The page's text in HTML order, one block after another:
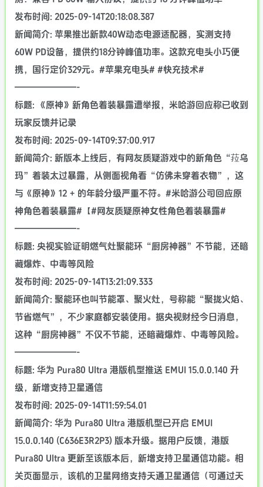
发布时间: 2025-09-14T20:18:08.387
新闻简介: 苹果推出新款40W动态电源适配器，实测支持
60W PD设备，提供约18分钟峰值功率。这款充电头小巧便
携，国行定价329元。#苹果充电头# #快充技术#
———————-
标题: 《原神》新角色着装暴露遭举报，米哈游回应称已收到
玩家反馈并记录
发布时间: 2025-09-14T09:37:00.917
新闻简介: 新版本上线后，有网友质疑游戏中的新角色“菈乌
玛”着装太过暴露，从侧面视角看“仿佛未穿着衣物”，这
与《原神》12 + 的年龄分级严重不符。#米哈游公司回应原
神角色着装暴露#【#网友质疑原神女性角色着装暴露#
———————-
标题: 央视实验证明燃气灶聚能环“厨房神器”不节能，还暗
藏爆炸、中毒等风险
发布时间: 2025-09-14T13:21:09.333
新闻简介: 聚能环也叫节能罩、聚火灶，号称能“聚拢火焰、
节省燃气”，不少家庭都安装使用。据央视财经今日消息，
这种“厨房神器”不仅不节能，还暗藏爆炸、中毒等风险。
———————-
标题: 华为 Pura80 Ultra 港版机型推送 EMUI 15.0.0.140 升
级，新增支持卫星通信
发布时间: 2025-09-14T11:59:54.01
新闻简介: 华为 Pura80 Ultra 港版机型已开启 EMUI
15.0.0.140 (C636E3R2P3) 版本升级。据用户反馈，港版
Pura80 Ultra 更新至该版本后，新增支持卫星通信功能。相
关页面显示，该机的卫星网络支持天通卫星通信（可通过天